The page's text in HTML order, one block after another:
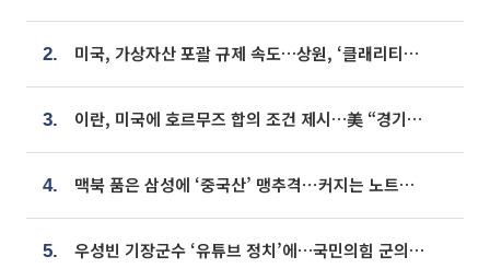
2. 미국, 가상자산 포괄 규제 속도…상원, ‘클래리티법’ 9월 절차투표 추진
3. 이란, 미국에 호르무즈 합의 조건 제시…美 “경기 아직 안 끝나” [종합]
4. 맥북 품은 삼성에 ‘중국산’ 맹추격⋯커지는 노트북 OLED 시장
5. 우성빈 기장군수 ‘유튜브 정치’에…국민의힘 군의원들 집단 반발